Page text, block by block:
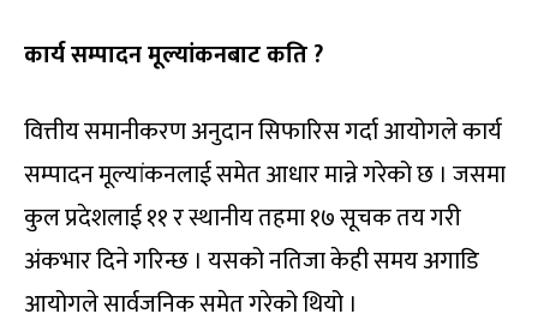
कार्य सम्पादन मूल्यांकनबाट कति ?
वित्तीय समानीकरण अनुदान सिफारिस गर्दा आयोगले कार्य
सम्पादन मूल्यांकनलाई समेत आधार मान्ने गरेको छ । जसमा
कुल प्रदेशलाई ११ र स्थानीय तहमा १७ सूचक तय गरी
अंकभार दिने गरिन्छ । यसको नतिजा केही समय अगाडि
आयोगले सार्वजनिक समेत गरेको थियो ।